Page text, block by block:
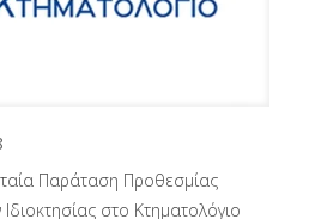
Παράταση Προθεσμίας
στο Κτηματολόγιο